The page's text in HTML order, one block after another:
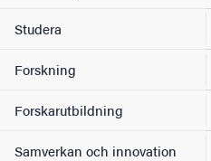
Om webbplatsen
Studera
Forskning
Forskarutbildning
Samverkan och innovation